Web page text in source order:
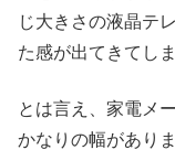
じ大きさの液晶テ
た感が出てきてし
とは言え、家電メ
かなりの幅があり